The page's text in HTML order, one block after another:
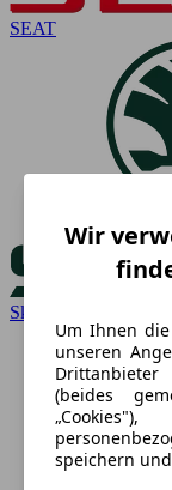
SEAT
Skoda
Wir
Um Ihnen
unseren
(beides
speichern